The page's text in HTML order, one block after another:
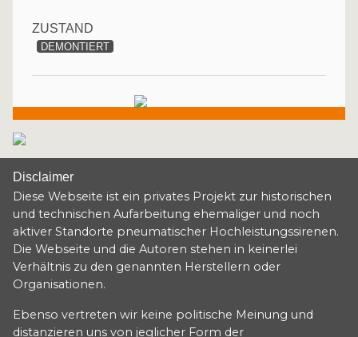
ZUSTAND
DEMONTIERT
Disclaimer
Diese Webseite ist ein privates Projekt zur historischen
und technischen Aufarbeitung ehemaliger und noch
aktiver Standorte pneumatischer Hochleistungssirenen.
Die Webseite und die Autoren stehen in keinerlei
Verhältnis zu den genannten Herstellern oder
Organisationen.
Ebenso vertreten wir keine politische Meinung und
distanzieren uns von jeglicher Form der